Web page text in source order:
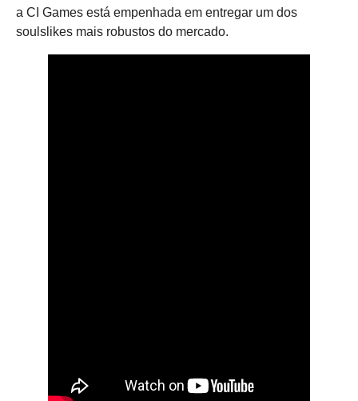
a CI Games está empenhada em entregar um dos
soulslikes mais robustos do mercado.